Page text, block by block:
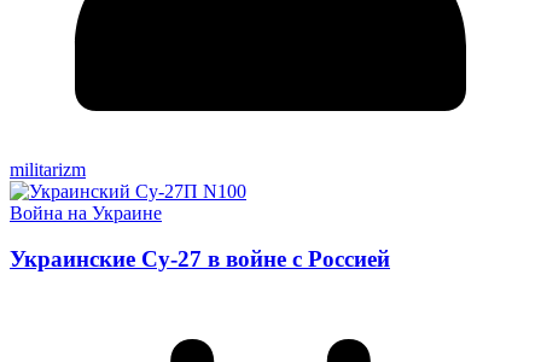
militarizm
Война на Украине
Украинские Су-27 в войне с Россией